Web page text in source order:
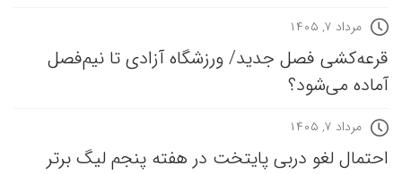
مرداد ۷, ۱۴۰۵
قرعه‎‌کشی فصل جدید/ ورزشگاه آزادی تا نیم‌فصل
آماده می‌شود؟
مرداد ۷, ۱۴۰۵
احتمال لغو دربی پایتخت در هفته پنجم لیگ برتر